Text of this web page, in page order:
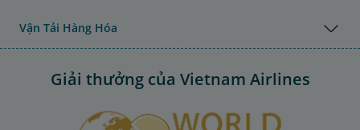
Vận Tải Hàng Hóa
Giải thưởng của Vietnam Airlines